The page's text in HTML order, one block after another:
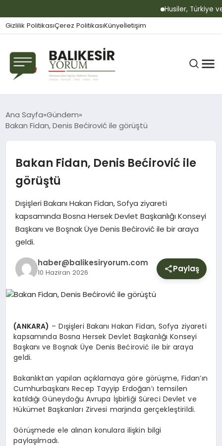
Husiler, Türkiye
Gizlilik PolitikasıÇerez PolitikasıKünyeİletişim
BALIKESIR
BÜLTEN
YURT
DIŞ
Ana Sayfa Gündem
Bakan Fidan, Denis Bećirović ile görüştü
Bakan Fidan, Denis Bećirović ile
görüştü
Dışişleri Bakanı Hakan Fidan, Sofya ziyareti
kapsamında Bosna Hersek Devlet Başkanlığı Konseyi
Başkanı ve Boşnak Üye Denis Bećirović ile bir araya
geldi.
haber@balikesiryorum.com
10 Haziran 2026 Paylaş
(ANKARA) – Dışişleri Bakanı Hakan Fidan, Sofya ziyareti
kapsamında Bosna Hersek Devlet Başkanlığı Konseyi
Başkanı ve Boşnak Üye Denis Bećirović ile bir araya
geldi.
Bakanlıktan yapılan açıklamaya göre görüşme, Fidan’ın
Cumhurbaşkanı Recep Tayyip Erdoğan’ı temsilen
katıldığı Güneydoğu Avrupa İşbirliği Süreci Devlet ve
Hükümet Başkanları Zirvesi marjında gerçekleştirildi.
Görüşmede ele alınan konulara ilişkin bilgi
paylaşılmadı.